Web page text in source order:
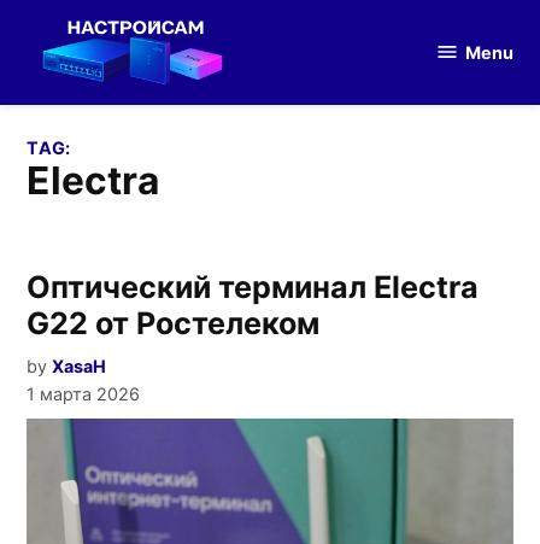
оборудования
Menu
TAG:
electra
Оптический терминал Electra
G22 от Ростелеком
by XasaH
1 марта 2026